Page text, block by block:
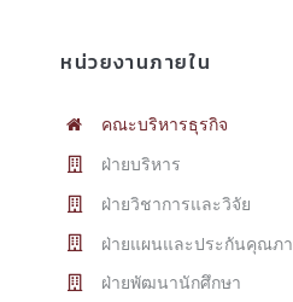
หน่วยงานภายใน
คณะบริหารธุรกิจ
ฝ่ายบริหาร
ฝ่ายวิชาการและวิจัย
ฝ่ายแผนและประกันคุณภ
ฝ่ายพัฒนานักศึกษา